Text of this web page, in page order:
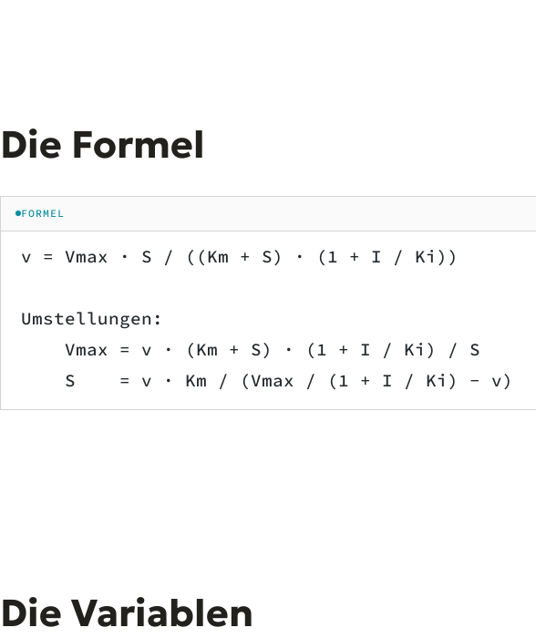
Die Formel
FORMEL
v = Vmax · S / ((Km + S) · (1 + I / Ki))
Umstellungen:
    Vmax = v · (Km + S) · (1 + I / Ki) / S
    S    = v · Km / (Vmax / (1 + I / Ki) − v)
Die Variablen